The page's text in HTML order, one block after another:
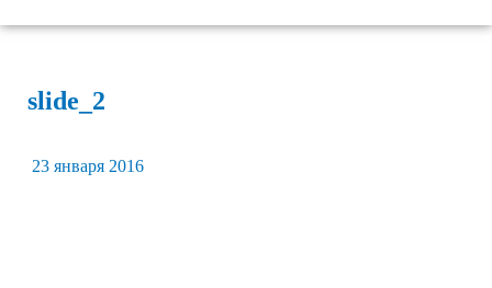
slide_2
23 января 2016